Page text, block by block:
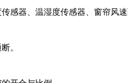
感器、温湿度传感器、窗帘风
。